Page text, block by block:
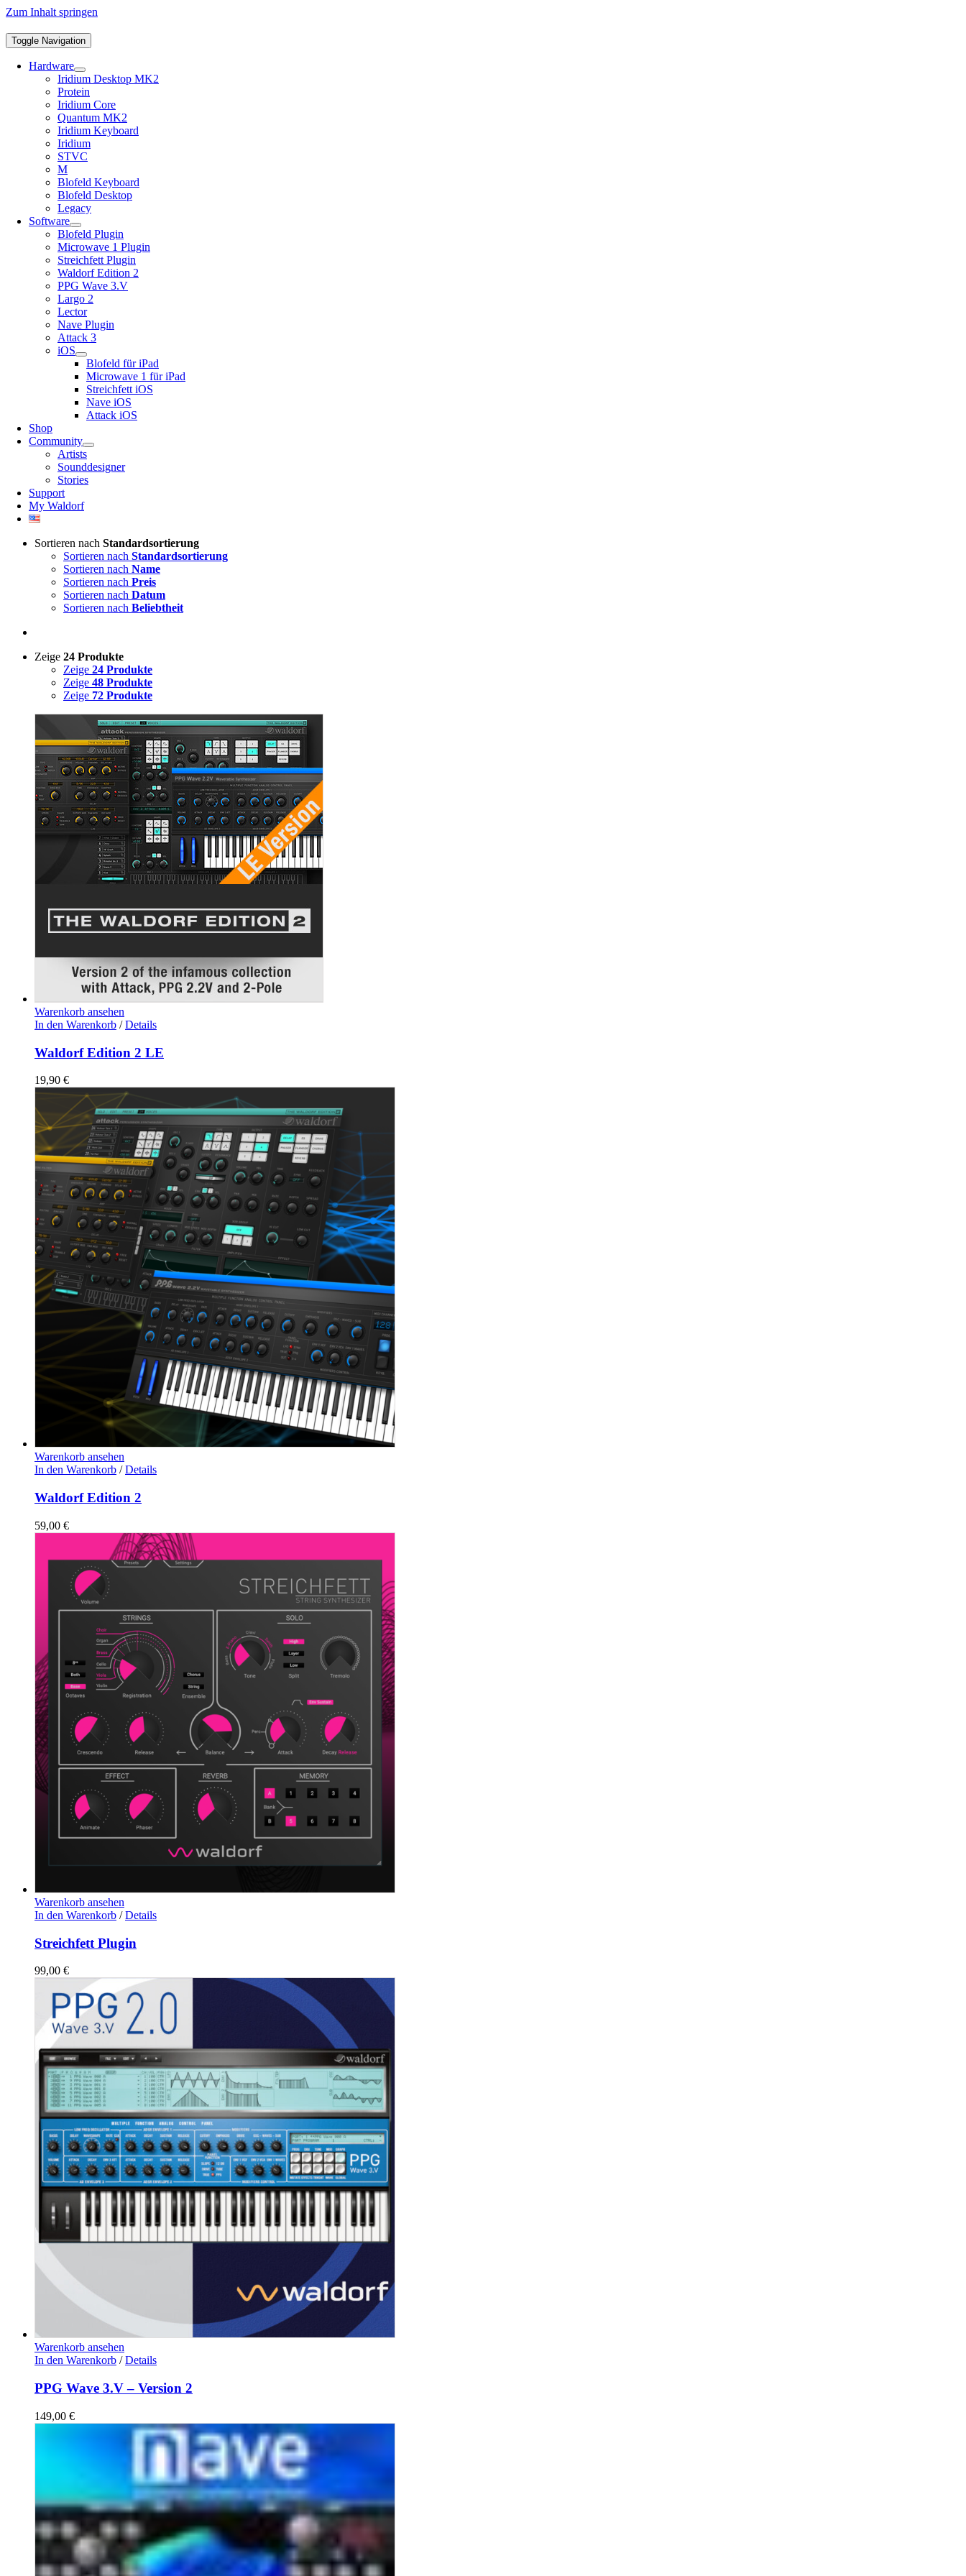
Zum Inhalt springen
Toggle Navigation
Hardware
Iridium Desktop MK2
Protein
Iridium Core
Quantum MK2
Iridium Keyboard
Iridium
STVC
M
Blofeld Keyboard
Blofeld Desktop
Legacy
Software
Blofeld Plugin
Microwave 1 Plugin
Streichfett Plugin
Waldorf Edition 2
PPG Wave 3.V
Largo 2
Lector
Nave Plugin
Attack 3
iOS
Blofeld für iPad
Microwave 1 für iPad
Streichfett iOS
Nave iOS
Attack iOS
Shop
Community
Artists
Sounddesigner
Stories
Support
My Waldorf
Sortieren nach Standardsortierung
Sortieren nach Standardsortierung
Sortieren nach Name
Sortieren nach Preis
Sortieren nach Datum
Sortieren nach Beliebtheit
Zeige 24 Produkte
Zeige 24 Produkte
Zeige 48 Produkte
Zeige 72 Produkte
Warenkorb ansehen
In den Warenkorb / Details
Waldorf Edition 2 LE
19,90 €
Warenkorb ansehen
In den Warenkorb / Details
Waldorf Edition 2
59,00 €
Warenkorb ansehen
In den Warenkorb / Details
Streichfett Plugin
99,00 €
Warenkorb ansehen
In den Warenkorb / Details
PPG Wave 3.V – Version 2
149,00 €